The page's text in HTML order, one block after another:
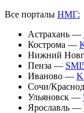
Все порталы НМГ:
Астрахань —
Кострома —
Нижний
Пенза —
Иваново —
Сочи/
Ульяновск —
Ярославль —